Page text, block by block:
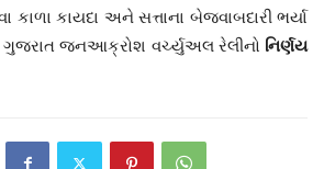
કાયદા અને સત્તાના બેજવાબદારી ભર્યા
ગુજરાત જનઆક્રોશ વર્ચ્યુઅલ રેલીનો નિર્ણય